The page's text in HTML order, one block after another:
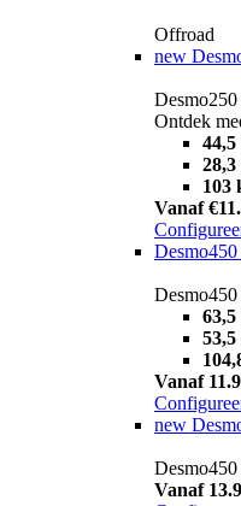
Offroad
new
Ontdek
103
Vanaf
Vanaf
new
Vanaf